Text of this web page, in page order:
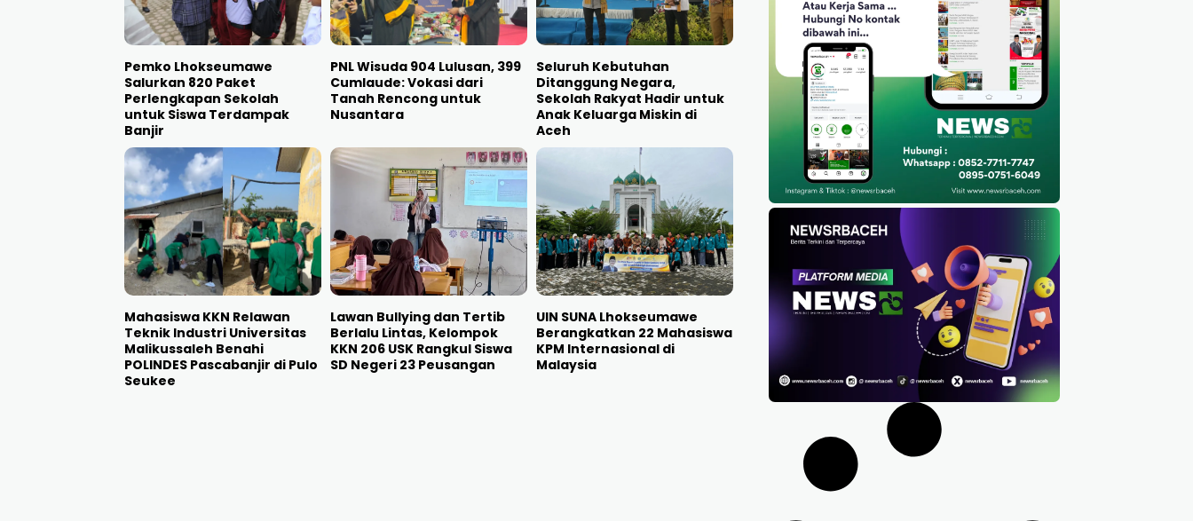
Pemko Lhokseumawe
Salurkan 820 Paket
Perlengkapan Sekolah
untuk Siswa Terdampak
Banjir
PNL Wisuda 904 Lulusan, 399
Cumlaude: Vokasi dari
Tanah Rencong untuk
Nusantara
Seluruh Kebutuhan
Ditanggung Negara,
Sekolah Rakyat Hadir untuk
Anak Keluarga Miskin di
Aceh
Mahasiswa KKN Relawan
Teknik Industri Universitas
Malikussaleh Benahi
POLINDES Pascabanjir di Pulo
Seukee
Lawan Bullying dan Tertib
Berlalu Lintas, Kelompok
KKN 206 USK Rangkul Siswa
SD Negeri 23 Peusangan
UIN SUNA Lhokseumawe
Berangkatkan 22 Mahasiswa
KPM Internasional di
Malaysia